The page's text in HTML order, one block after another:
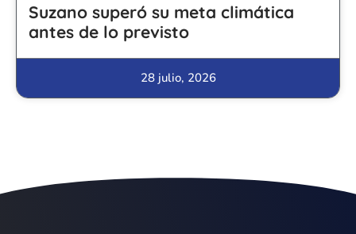
Suzano superó su meta climática
antes de lo previsto
28 julio, 2026